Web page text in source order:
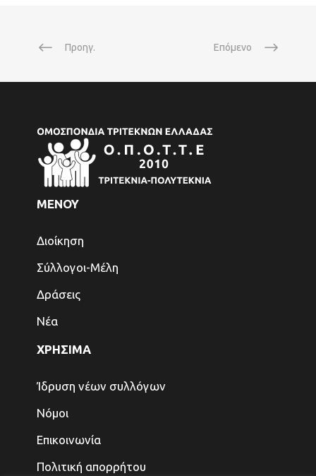
Προηγ. Επόμενο
ΜΕΝΟΥ
Διοίκηση
Σύλλογοι-Μέλη
Δράσεις
Νέα
ΧΡΗΣΙΜΑ
Ίδρυση νέων συλλόγων
Νόμοι
Επικοινωνία
Πολιτική απορρήτου